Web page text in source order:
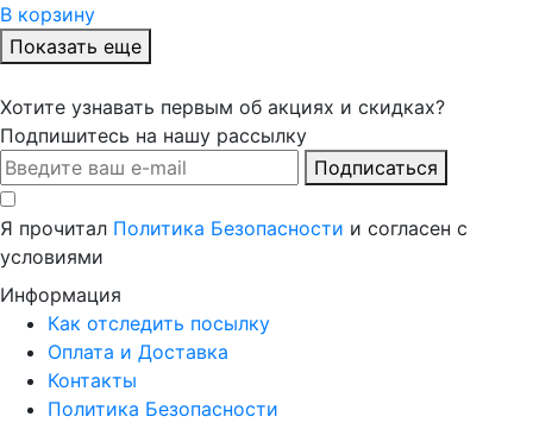
В корзину
Показать еще
Хотите узнавать первым об акциях и скидках?
Подпишитесь на нашу рассылку
Подписаться
Я прочитал Политика Безопасности и согласен с
условиями
Информация
Как отследить посылку
Оплата и Доставка
Контакты
Политика Безопасности